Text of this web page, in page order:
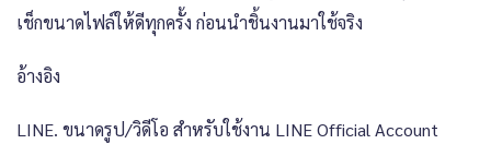
เช็กขนาดไฟล์ให้ดีทุกครั้ง ก่อนนำชิ้นงานมาใช้จริง
อ้างอิง
LINE. ขนาดรูป/วิดีโอ สำหรับใช้งาน LINE Official Account